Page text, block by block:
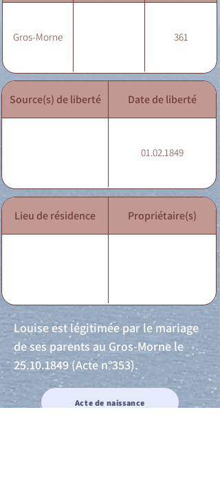
Gros-Morne 361
Source(s) de liberté Date de liberté
01.02.1849
Lieu de résidence Propriétaire(s)
Louise est légitimée par le mariage
de ses parents au Gros-Morne le
25.10.1849(Acte n°353).
Acte de naissance